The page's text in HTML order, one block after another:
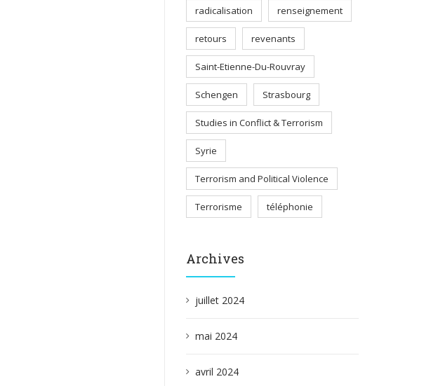
radicalisation renseignement
retours revenants
Saint-Etienne-Du-Rouvray
Schengen Strasbourg
Studies in Conflict & Terrorism
Syrie
Terrorism and Political Violence
Terrorisme téléphonie
Archives
juillet 2024
mai 2024
avril 2024